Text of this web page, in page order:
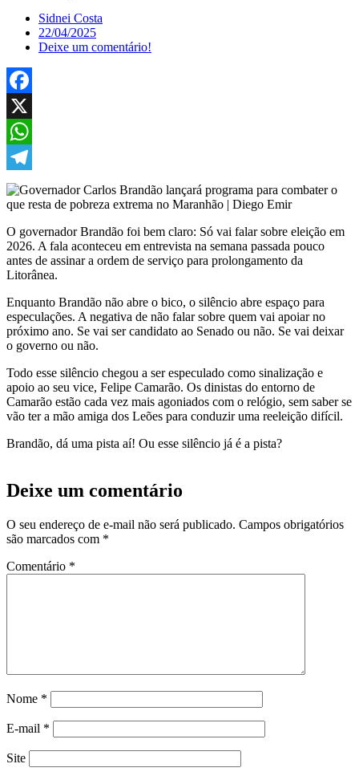
Sidnei Costa
22/04/2025
Deixe um comentário!
Facebook
X
WhatsApp
Telegram
O governador Brandão foi bem claro: Só vai falar sobre eleição em
2026. A fala aconteceu em entrevista na semana passada pouco
antes de assinar a ordem de serviço para prolongamento da
Litorânea.
Enquanto Brandão não abre o bico, o silêncio abre espaço para
especulações. A negativa de não falar sobre quem vai apoiar no
próximo ano. Se vai ser candidato ao Senado ou não. Se vai deixar
o governo ou não.
Todo esse silêncio chegou a ser especulado como sinalização e
apoio ao seu vice, Felipe Camarão. Os dinistas do entorno de
Camarão estão cada vez mais agoniados com o relógio, sem saber se
vão ter a mão amiga dos Leões para conduzir uma reeleição difícil.
Brandão, dá uma pista aí! Ou esse silêncio já é a pista?
Deixe um comentário
O seu endereço de e-mail não será publicado. Campos obrigatórios
são marcados com *
Comentário *
Nome *
E-mail *
Site